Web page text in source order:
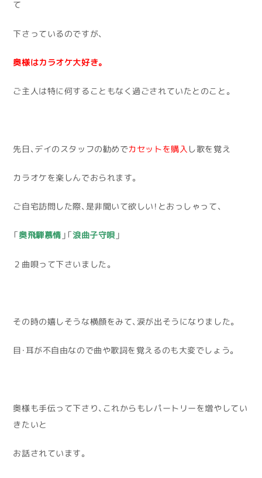
て
下さっているのですが、
奥様はカラオケ大好き。
ご主人は特に何することもなく過ごされていたとのこと。
先日、デイのスタッフの勧めでカセットを購入 し歌を覚え
カラオケを楽しんでおられます。
ご自宅訪問した際、是非聞いて欲しい！とおっしゃって、
奥飛騨慕情 」「 浪曲子守唄 」
２曲唄って下さいました。
その時の嬉しそうな横顔をみて、涙が出そうになりました。
目・耳が不自由なので曲や歌詞を覚えるのも大変でしょう。
奥様も手伝って下さり、これからもレパートリーを増やしてい
きたいと
お話されています。